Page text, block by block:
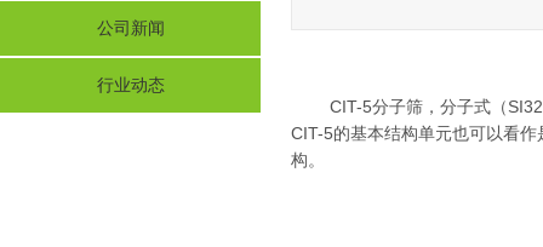
CIT-5分子筛，分子式（
CIT-5的基本结构单元也可以看
构。
公司新闻
行业动态